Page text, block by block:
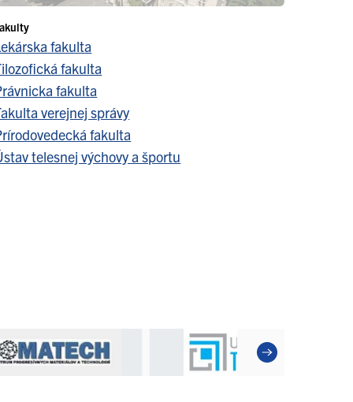
fakulta
fakulta
fakulta
verejnej správy
fakulta
telesnej výchovy a športu